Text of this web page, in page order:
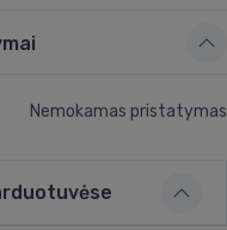
Nemokamas pristatymas